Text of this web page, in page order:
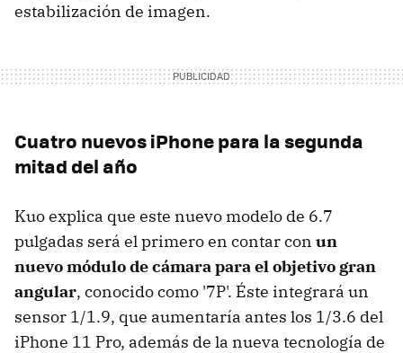
estabilización de imagen.
Cuatro nuevos iPhone para la segunda
mitad del año
Kuo explica que este nuevo modelo de 6.7
pulgadas será el primero en contar con un
nuevo módulo de cámara para el objetivo gran
angular, conocido como '7P'. Éste integrará un
sensor 1/1.9, que aumentaría antes los 1/3.6 del
iPhone 11 Pro, además de la nueva tecnología de